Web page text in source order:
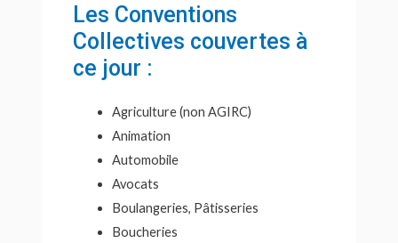
Les Conventions
Collectives couvertes à
ce jour :
Agriculture (non AGIRC)
Animation
Automobile
Avocats
Boulangeries, Pâtisseries
Boucheries